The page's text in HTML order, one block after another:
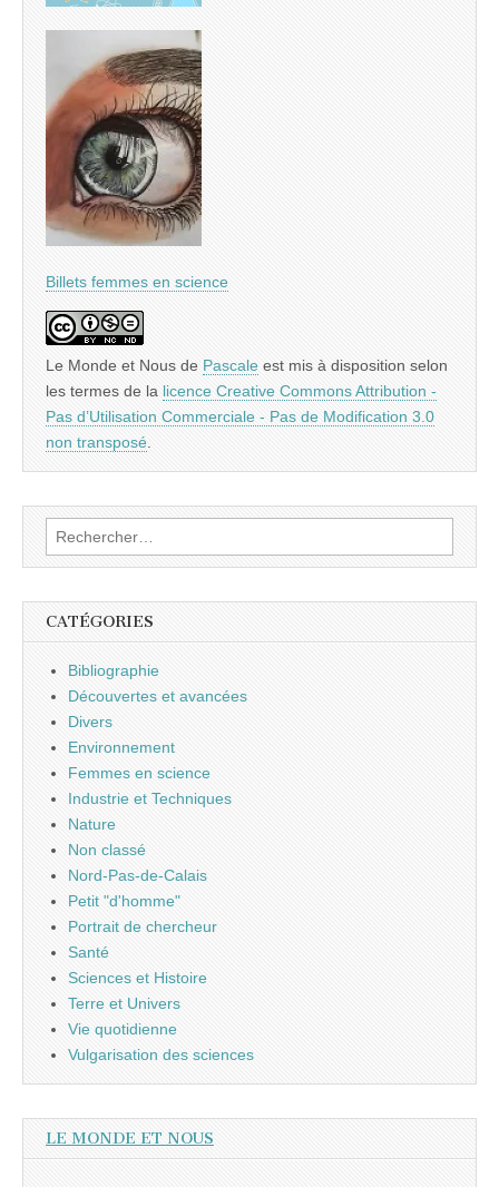
Billets femmes en science
Le Monde et Nous de Pascale est mis à disposition selon
les termes de la licence Creative Commons Attribution -
Pas d’Utilisation Commerciale - Pas de Modification 3.0
non transposé
Rechercher :
CATÉGORIES
Bibliographie
Découvertes et avancées
Divers
Environnement
Femmes en science
Industrie et Techniques
Nature
Non classé
Nord-Pas-de-Calais
Petit "d'homme"
Portrait de chercheur
Santé
Sciences et Histoire
Terre et Univers
Vie quotidienne
Vulgarisation des sciences
LE MONDE ET NOUS